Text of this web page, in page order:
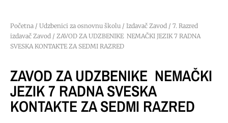
Početna / Udzbenici za osnovnu školu / Izdavač Zavod / 7. Razred
izdavač Zavod / ZAVOD ZA UDZBENIKE NEMAČKI JEZIK 7 RADNA
SVESKA KONTAKTE ZA SEDMI RAZRED
ZAVOD ZA UDZBENIKE NEMAČKI
JEZIK 7 RADNA SVESKA
KONTAKTE ZA SEDMI RAZRED